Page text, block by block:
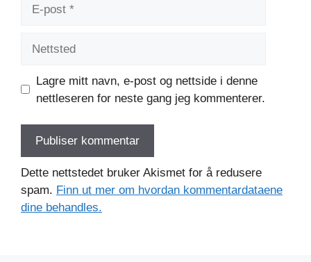
Lagre mitt navn, e-post og nettside i denne
nettleseren for neste gang jeg kommenterer.
Dette nettstedet bruker Akismet for å redusere
spam. Finn ut mer om hvordan kommentardataene
dine behandles.